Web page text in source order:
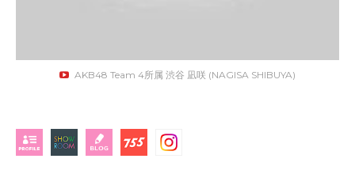
AKB48 Team 4所属 渋谷 凪咲 (NAGISA SHIBUYA)